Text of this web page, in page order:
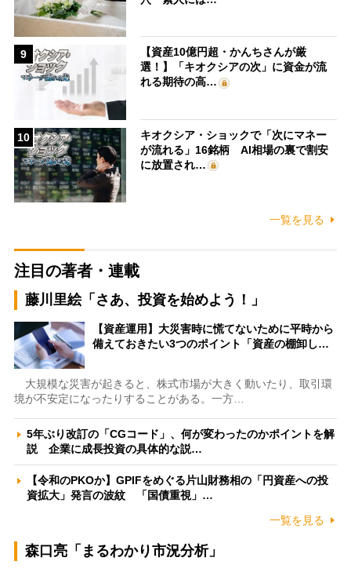
9
【資産10億円超・かんちさんが厳
選！】「キオクシアの次」に資金が流
れる期待の高…
10
キオクシア・ショックで「次にマネー
が流れる」16銘柄 AI相場の裏で割安
に放置され…
一覧を見る
注目の著者・連載
藤川里絵「さあ、投資を始めよう！」
【資産運用】大災害時に慌てないために平時から
備えておきたい3つのポイント「資産の棚卸し…
大規模な災害が起きると、株式市場が大きく動いたり、取引環
境が不安定になったりすることがある。一方…
5年ぶり改訂の「CGコード」、何が変わったのかポイントを解
説 企業に成長投資の具体的な説…
【令和のPKOか】GPIFをめぐる片山財務相の「円資産への投
資拡大」発言の波紋 「国債重視」…
一覧を見る
森口亮「まるわかり市況分析」